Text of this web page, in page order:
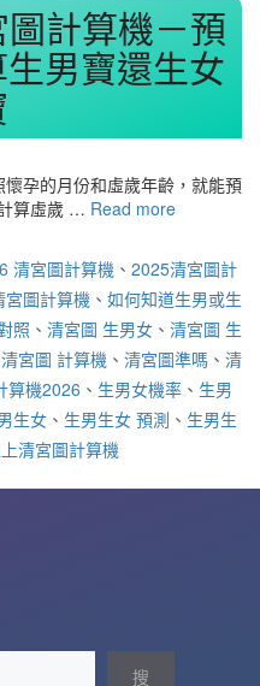
計算機－預
男寶還生女
孕的月份和虛歲年齡，就能預
算虛歲 … Read more
清宮圖計算機 、2025清宮圖計
宮圖計算機 、 如何知道生男或生
照 、 清宮圖 生男女 、 清宮圖 生
清宮圖 計算機 、 清宮圖準嗎 、 清
算機2026 、 生男女機率 、 生男
生女 、 生男生女 預測 、 生男生
清宮圖計算機
搜